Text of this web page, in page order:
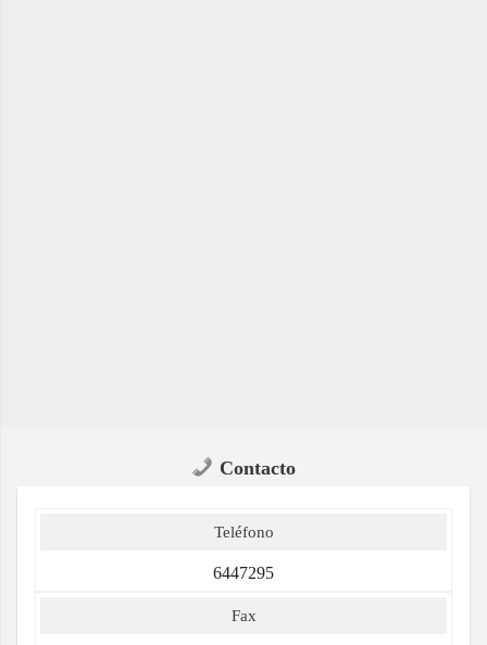
Contacto
Teléfono
6447295
Fax